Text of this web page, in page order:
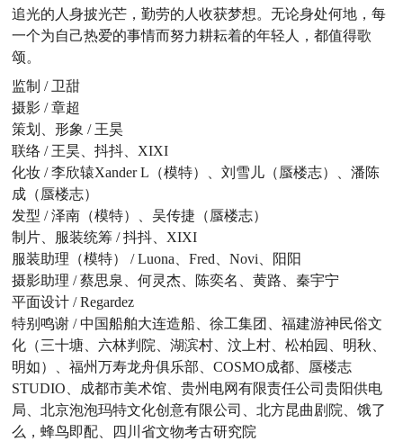
追光的人身披光芒，勤劳的人收获梦想。无论身处何地，每
一个为自己热爱的事情而努力耕耘着的年轻人，都值得歌
颂。
监制 / 卫甜
摄影 / 章超
策划、形象 / 王昊
联络 / 王昊、抖抖、XIXI
化妆 / 李欣辕Xander L（模特）、刘雪儿（蜃楼志）、潘陈
成（蜃楼志）
发型 / 泽南（模特）、吴传捷（蜃楼志）
制片、服装统筹 / 抖抖、XIXI
服装助理（模特） / Luona、Fred、Novi、阳阳
摄影助理 / 蔡思泉、何灵杰、陈奕名、黄路、秦宇宁
平面设计 / Regardez
特别鸣谢 / 中国船舶大连造船、徐工集团、福建游神民俗文
化（三十塘、六林判院、湖滨村、汶上村、松柏园、明秋、
明如）、福州万寿龙舟俱乐部、COSMO成都、蜃楼志
STUDIO、成都市美术馆、贵州电网有限责任公司贵阳供电
局、北京泡泡玛特文化创意有限公司、北方昆曲剧院、饿了
么，蜂鸟即配、四川省文物考古研究院